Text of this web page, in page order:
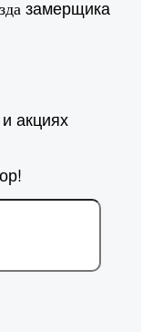
замерщика
акциях